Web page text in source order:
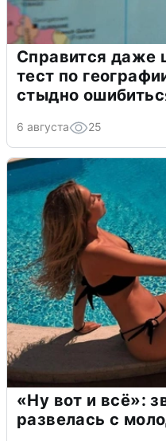
Справится даже
тест по
стыдно
6 августа 25
«Ну вот и всё»:
развелась с